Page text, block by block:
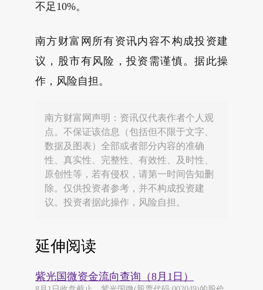
不足10%。
南方财富网所有资讯内容不构成投资建
议，股市有风险，投资需谨慎。据此操
作，风险自担。
南方财富网声明：资讯仅代表作者个人观
点。不保证该信息（包括但不限于文字、
数据及图表）全部或者部分内容的准确
性、真实性、完整性、有效性、及时性、
原创性等，若有侵权，请第一时间告知删
除。仅供投资者参考，并不构成投资建
议。投资者据此操作，风险自担。
延伸阅读
紫光国微资金流向查询（8月1日）